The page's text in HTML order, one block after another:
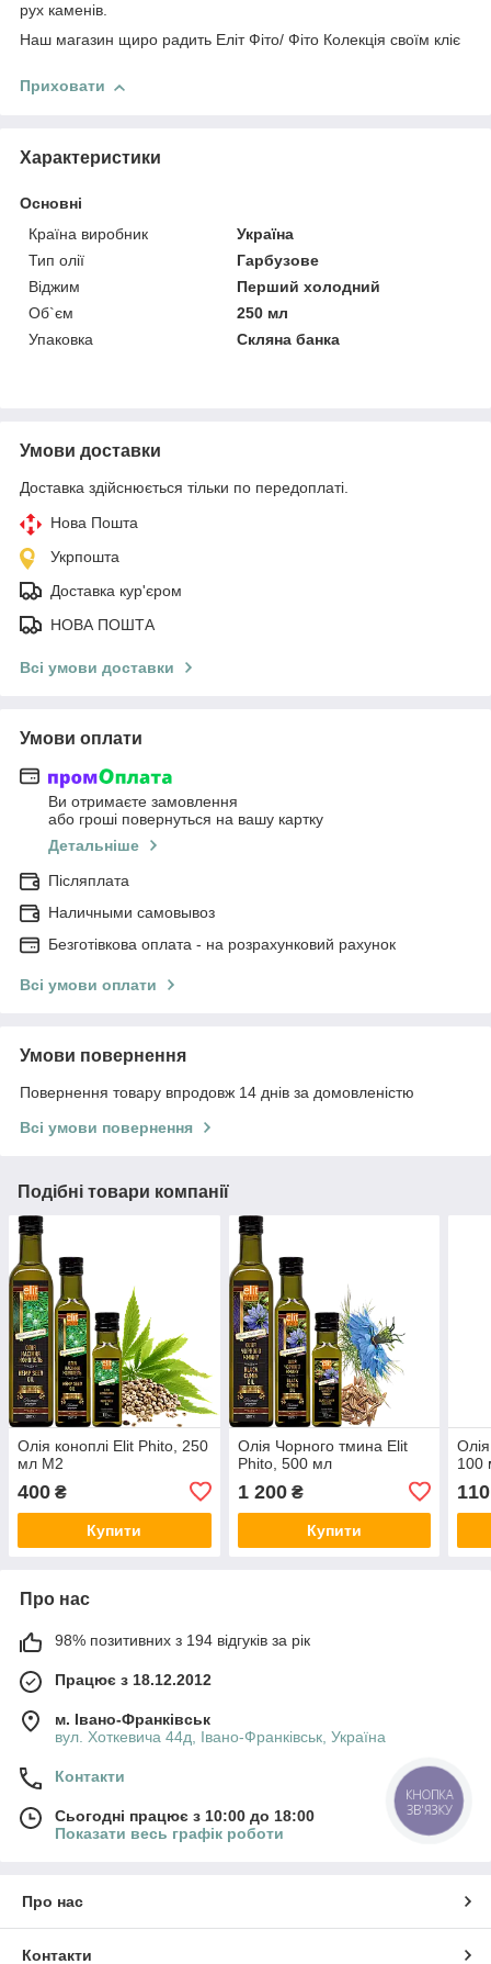
рух каменів.
Наш магазин щиро радить Еліт Фіто/ Фіто Колекція своїм кліє
Приховати
Характеристики
Основні
Країна виробник
Україна
Тип олії
Гарбузове
Віджим
Перший холодний
Об`єм
250 мл
Упаковка
Скляна банка
Умови доставки
Доставка здійснюється тільки по передоплаті.
Нова Пошта
Укрпошта
Доставка кур'єром
НОВА ПОШТА
Всі умови доставки
Умови оплати
Ви отримаєте замовлення
або гроші повернуться на вашу картку
Детальніше
Післяплата
Наличными самовывоз
Безготівкова оплата - на розрахунковий рахунок
Всі умови оплати
Умови повернення
Повернення товару впродовж 14 днів за домовленістю
Всі умови повернення
Подібні товари компанії
Олія коноплі Elit Phito, 250
мл М2
400 ₴
Купити
Олія Чорного тмина Elit
Phito, 500 мл
1 200₴
Купити
100
110
Про нас
98% позитивних з 194 відгуків за рік
Працює з 18.12.2012
м. Івано-Франківськ
вул. Хоткевича 44д, Івано-Франківськ, Україна
Контакти
Сьогодні працює з 10:00 до 18:00
Показати весь графік роботи
Про нас
Контакти
КНОПКА
ЗВ'ЯЗКУ